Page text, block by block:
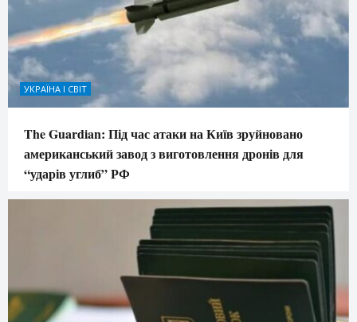
УКРАЇНА І СВІТ
The Guardian: Під час атаки на Київ зруйновано
американський завод з виготовлення дронів для
“ударів углиб” РФ